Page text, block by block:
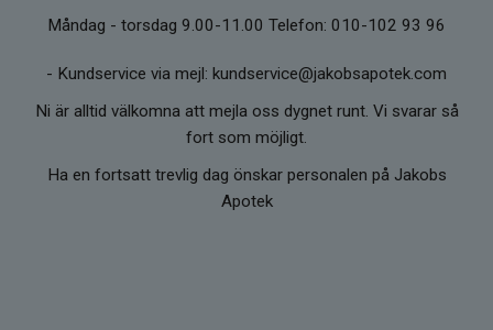
Måndag - torsdag 9.00-11.00 Telefon: 010-102 93 96
- Kundservice via mejl: kundservice@jakobsapotek.com
Ni är alltid välkomna att mejla oss dygnet runt. Vi svarar så
fort som möjligt.
Ha en fortsatt trevlig dag önskar personalen på Jakobs
Apotek